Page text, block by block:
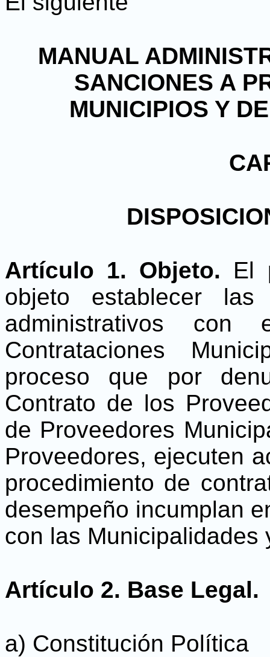
MANUAL
SANCIONES A
MUNICIPIOS Y
Artículo 1. Objeto. El
objeto establecer las
administrativos
Contrataciones
proceso que por
Contrato de los
de Proveedores
Proveedores, ejecuten
procedimiento de
desempeño incumplan
con las Municipalidades
Artículo 2. Base Legal.
a) Constitución Política